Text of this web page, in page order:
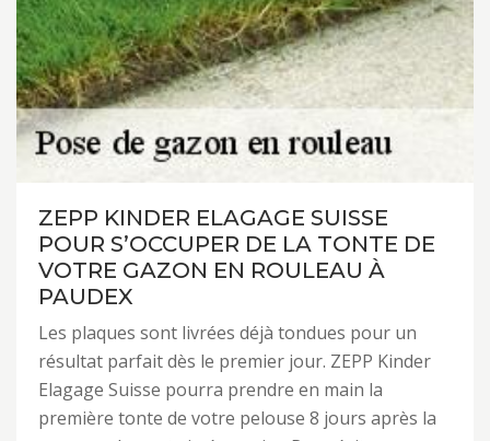
ZEPP KINDER ELAGAGE SUISSE
POUR S’OCCUPER DE LA TONTE DE
VOTRE GAZON EN ROULEAU À
PAUDEX
Les plaques sont livrées déjà tondues pour un
résultat parfait dès le premier jour. ZEPP Kinder
Elagage Suisse pourra prendre en main la
première tonte de votre pelouse 8 jours après la